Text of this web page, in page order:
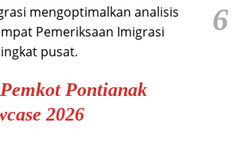
mengoptimalkan analisis
Pemeriksaan Imigrasi
pusat.
Pontianak
2026
6